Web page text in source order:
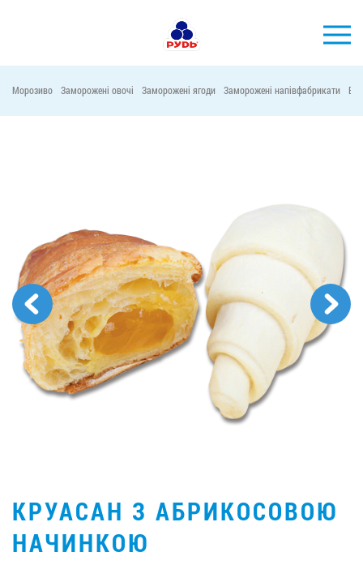
ПРЕС-ЦЕНТР
ХОРЕКА
Тендерні закупівлі
Контакти
СТАТИ ПАРТНЕРОМ
0412 48 28 17
Морозиво Заморожені овочі Заморожені ягоди Заморожені напівфабрикати
КРУАСАН З АБРИКОСОВОЮ
НАЧИНКОЮ